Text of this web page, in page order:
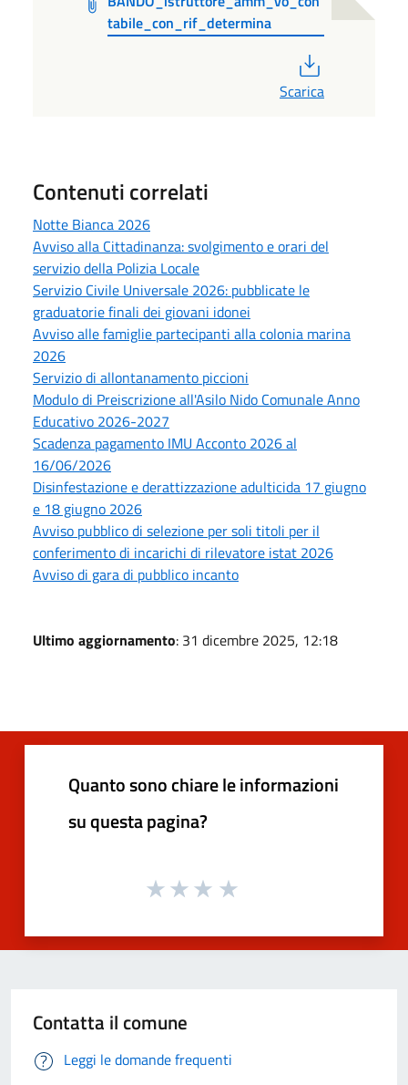
tabile_con_rif_determina
Scarica
Contenuti correlati
Notte Bianca 2026
Avviso alla Cittadinanza: svolgimento e orari del
servizio della Polizia Locale
Servizio Civile Universale 2026: pubblicate le
graduatorie finali dei giovani idonei
Avviso alle famiglie partecipanti alla colonia marina
2026
Servizio di allontanamento piccioni
Modulo di Preiscrizione all'Asilo Nido Comunale Anno
Educativo 2026-2027
Scadenza pagamento IMU Acconto 2026 al
16/06/2026
Disinfestazione e derattizzazione adulticida 17 giugno
e 18 giugno 2026
Avviso pubblico di selezione per soli titoli per il
conferimento di incarichi di rilevatore istat 2026
Avviso di gara di pubblico incanto
Ultimo aggiornamento: 31 dicembre 2025, 12:18
Quanto sono chiare le informazioni
su questa pagina?
Contatta il comune
Leggi le domande frequenti